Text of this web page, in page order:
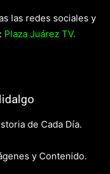
las redes sociales y
Plaza Juárez TV.
de Cada Día.
y Contenido.